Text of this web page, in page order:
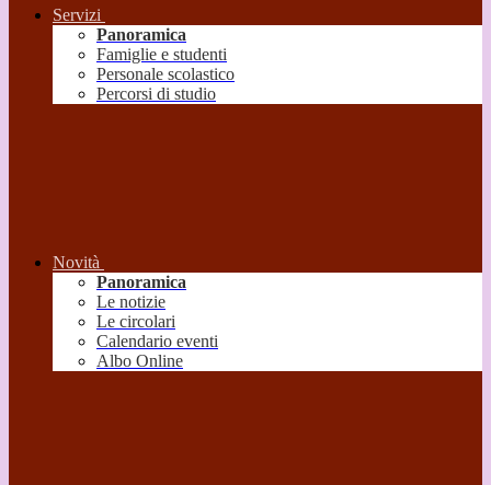
Servizi
Panoramica
Famiglie e studenti
Personale scolastico
Percorsi di studio
Novità
Panoramica
Le notizie
Le circolari
Calendario eventi
Albo Online